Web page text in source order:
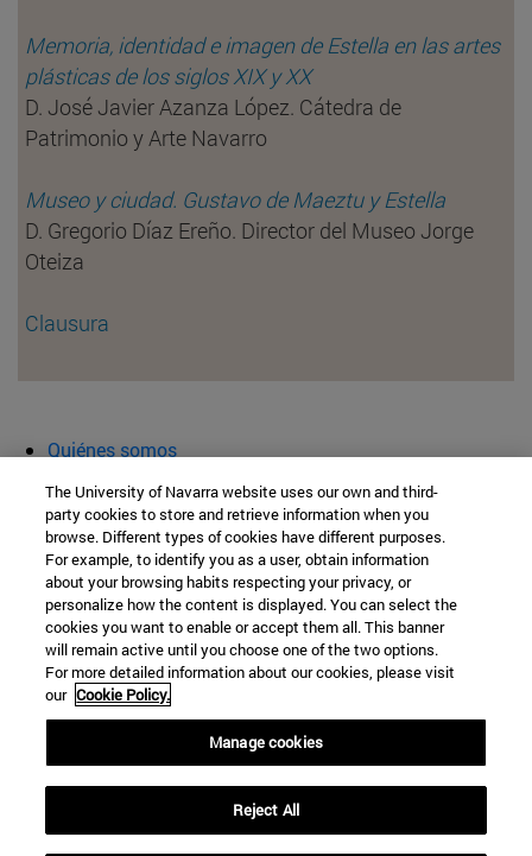
Memoria, identidad e imagen de Estella en las artes
plásticas de los siglos XIX y XX
D. José Javier Azanza López. Cátedra de
Patrimonio y Arte Navarro
Museo y ciudad. Gustavo de Maeztu y Estella
D. Gregorio Díaz Ereño. Director del Museo Jorge
Oteiza
Clausura
Quiénes somos
Aula abierta
Cátedra de Patrimonio y Arte Navarro
Facultad de Filosofía y Letras
Campus Universitario s/n
Navarra
España
Tel. +34 948 42 56 00
The University of Navarra website uses our own and third-
party cookies to store and retrieve information when you
browse. Different types of cookies have different purposes.
For example, to identify you as a user, obtain information
about your browsing habits respecting your privacy, or
personalize how the content is displayed. You can select the
cookies you want to enable or accept them all. This banner
will remain active until you choose one of the two options.
For more detailed information about our cookies, please visit
our Cookie Policy.
Manage cookies
Reject All